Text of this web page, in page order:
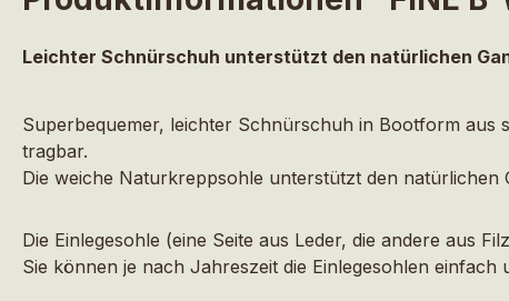
Leichter Schnürschuh unterstützt den natürlichen
Superbequemer, leichter Schnürschuh in Bootform aus
tragbar.
Die weiche Naturkreppsohle unterstützt den natürlichen
Die Einlegesohle (eine Seite aus Leder, die andere aus
Sie können je nach Jahreszeit die Einlegesohlen einfach